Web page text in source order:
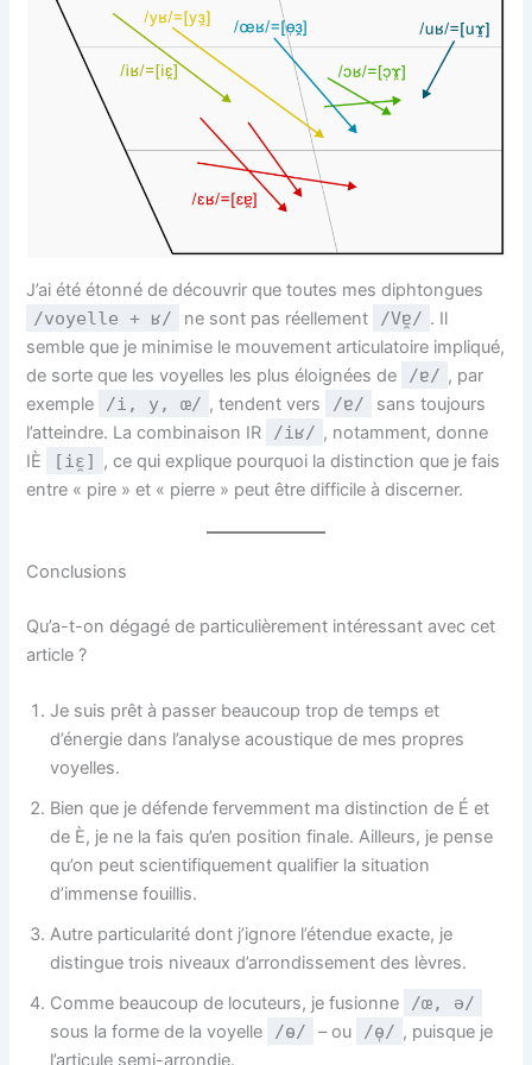
J’ai été étonné de découvrir que toutes mes diphtongues
/voyelle + ʁ/ ne sont pas réellement /Vɐ̯/ . Il
semble que je minimise le mouvement articulatoire impliqué,
de sorte que les voyelles les plus éloignées de
/ɐ/ , par
exemple
/i, y, œ/ , tendent vers /ɐ/
sans toujours
l’atteindre. La combinaison IR
/iʁ/ , notamment, donne
IÈ
[iɛ̯] , ce qui explique pourquoi la distinction que je fais
entre « pire » et « pierre » peut être difficile à discerner.
Conclusions
Qu’a-t-on dégagé de particulièrement intéressant avec cet
article ?
Je suis prêt à passer beaucoup trop de temps et
d’énergie dans l’analyse acoustique de mes propres
voyelles.
Bien que je défende fervemment ma distinction de É et
de È, je ne la fais qu’en position finale. Ailleurs, je pense
qu’on peut scientifiquement qualifier la situation
d’immense fouillis.
Autre particularité dont j’ignore l’étendue exacte, je
distingue trois niveaux d’arrondissement des lèvres.
Comme beaucoup de locuteurs, je fusionne
/œ, ə/
sous la forme de la voyelle /ɵ/ – ou /ɵ̜/ , puisque je